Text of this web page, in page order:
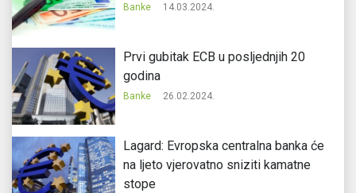
Banke 14.03.2024.
Prvi gubitak ECB u posljednjih 20
godina
Banke 26.02.2024.
Lagard: Evropska centralna banka će
na ljeto vjerovatno sniziti kamatne
stope